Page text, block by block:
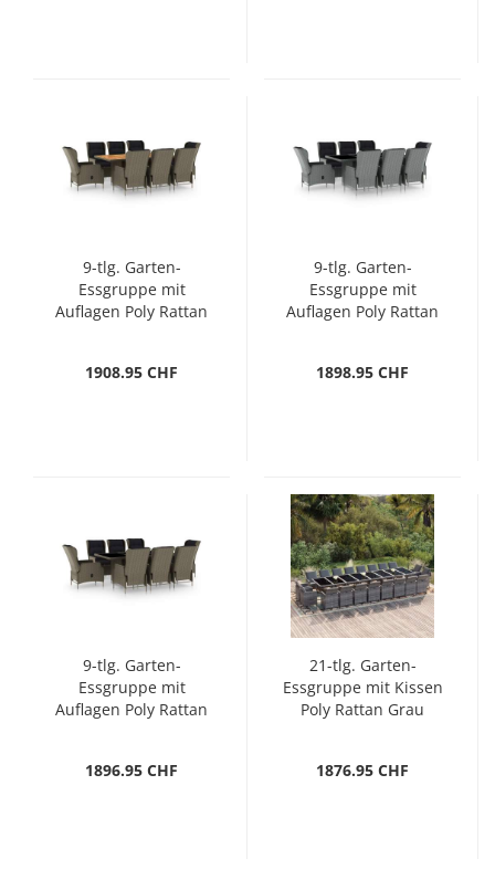
9-tlg. Garten-
Essgruppe mit
Auflagen Poly Rattan
1908.95 CHF
9-tlg. Garten-
Essgruppe mit
Auflagen Poly Rattan
1898.95 CHF
9-tlg. Garten-
Essgruppe mit
Auflagen Poly Rattan
1896.95 CHF
21-tlg. Garten-
Essgruppe mit Kissen
Poly Rattan Grau
1876.95 CHF